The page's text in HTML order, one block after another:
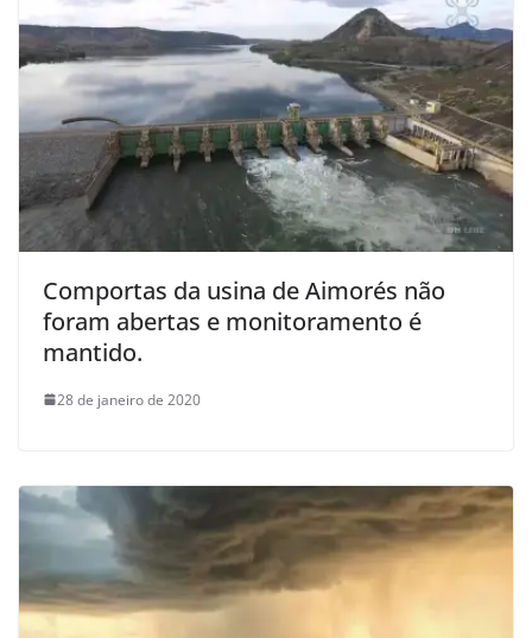
Comportas da usina de Aimorés não
foram abertas e monitoramento é
mantido.
28 de janeiro de 2020